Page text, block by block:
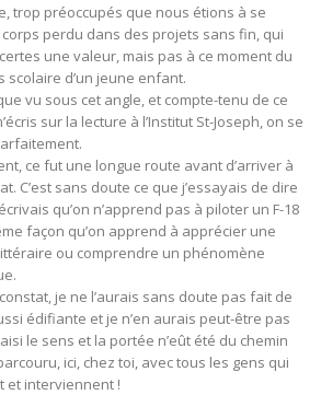
trop préoccupés que nous étions à se
perdu dans des projets sans fin, qui
une valeur, mais pas à ce moment du
scolaire d’un jeune enfant.
vu sous cet angle, et compte-tenu de ce
sur la lecture à l’Institut St-Joseph, on se
ce fut une longue route avant d’arriver à
C’est sans doute ce que j’essayais de dire
qu’on n’apprend pas à piloter un F-18
façon qu’on apprend à apprécier une
ou comprendre un phénomène
je ne l’aurais sans doute pas fait de
édifiante et je n’en aurais peut-être pas
le sens et la portée n’eût été du chemin
ici, chez toi, avec tous les gens qui
et interviennent !